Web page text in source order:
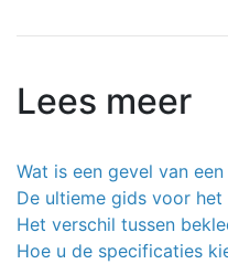
Lees meer
Wat is een gevel van
De ultieme gids voor
Het verschil tussen
Hoe u de specificaties